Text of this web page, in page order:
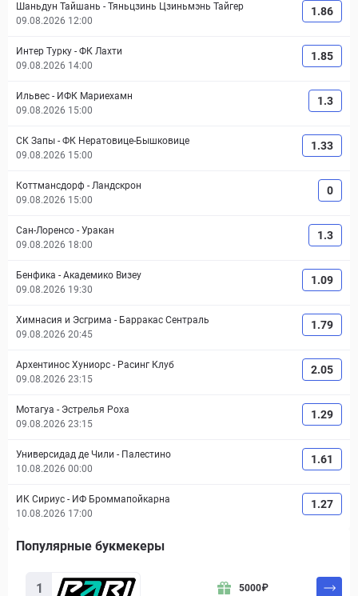
Шаньдун Тайшань - Тяньцзинь Цзиньмэнь Тайгер
09.08.2026 12:00
1.86
Интер Турку - ФК Лахти
09.08.2026 14:00
1.85
Ильвес - ИФК Мариехамн
09.08.2026 15:00
1.3
СК Запы - ФК Нератовице-Бышковице
09.08.2026 15:00
1.33
Коттмансдорф - Ландскрон
09.08.2026 15:00
0
Сан-Лоренсо - Уракан
09.08.2026 18:00
1.3
Бенфика - Академико Визеу
09.08.2026 19:30
1.09
Химнасия и Эсгрима - Барракас Сентраль
09.08.2026 20:45
1.79
Архентинос Хуниорс - Расинг Клуб
09.08.2026 23:15
2.05
Мотагуа - Эстрелья Роха
09.08.2026 23:15
1.29
Универсидад де Чили - Палестино
10.08.2026 00:00
1.61
ИК Сириус - ИФ Броммапойкарна
10.08.2026 17:00
1.27
Популярные букмекеры
1 5000₽